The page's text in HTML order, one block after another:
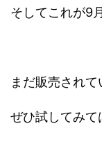
そしてこれが9
まだ販売され
ぜひ試してみて